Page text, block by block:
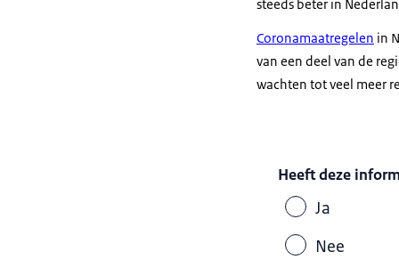
steeds beter in
Coronamaatregelen in
van een deel van de
wachten tot veel meer
Heeft deze
Ja
Nee